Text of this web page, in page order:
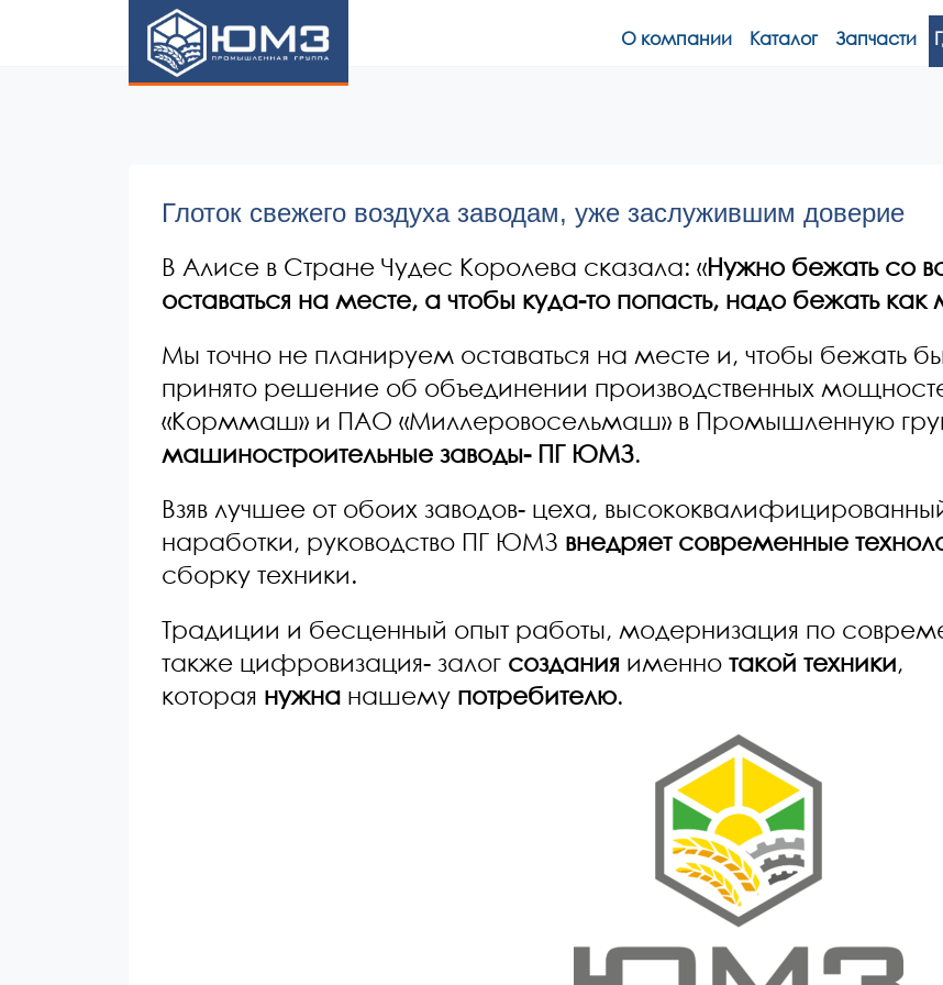
О компании Каталог Запчасти
Глоток свежего воздуха заводам, уже заслужившим доверие
В Алисе в Стране Чудес Королева сказала: «Нужно бежать со
оставаться на месте, а чтобы куда-то попасть, надо бежать
Мы точно не планируем оставаться на месте и, чтобы бежать
принято решение об объединении производственных
«Корммаш» и ПАО «Миллеровосельмаш» в Промышленную
машиностроительные заводы- ПГ ЮМЗ.
Взяв лучшее от обоих заводов- цеха,
наработки, руководство ПГ ЮМЗ внедряет современные
сборку техники.
Традиции и бесценный опыт работы, модернизация по
также цифровизация- залог создания именно такой техники,
которая нужна нашему потребителю.